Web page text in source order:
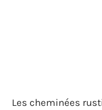
Les cheminées